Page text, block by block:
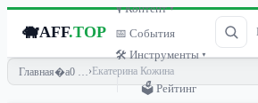
🐗AFF.TOP
🎙 Контент ▾
📅 События
🛠 Инструменты ▾
🗳 Рейтинг
Главная › Екатерина Кожина